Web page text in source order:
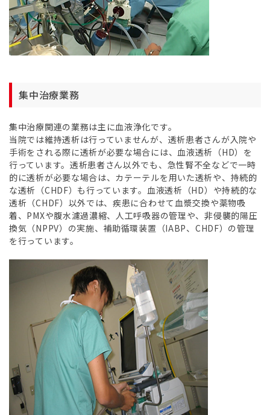
集中治療業務
集中治療関連の業務は主に血液浄化です。
当院では維持透析は行っていませんが、透析患者さんが入院や
手術をされる際に透析が必要な場合には、血液透析（HD）を
行っています。透析患者さん以外でも、急性腎不全などで一時
的に透析が必要な場合は、カテーテルを用いた透析や、持続的
な透析（CHDF）も行っています。血液透析（HD）や持続的な
透析（CHDF）以外では、疾患に合わせて血漿交換や薬物吸
着、PMXや腹水濾過濃縮、人工呼吸器の管理や、非侵襲的陽圧
換気（NPPV）の実施、補助循環装置（IABP、CHDF）の管理
を行っています。